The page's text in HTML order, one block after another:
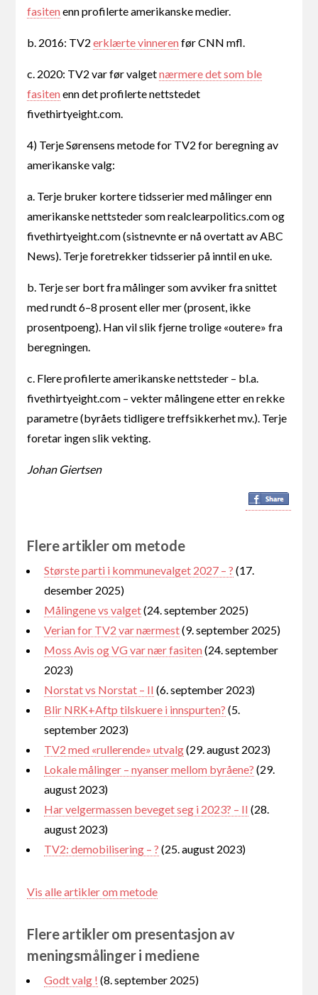
fasitenenn profilerte amerikanske medier.
b. 2016: TV2erklærte vinnerenfør CNN mfl.
c. 2020: TV2 var før valgetnærmere det som ble
fasitenenn det profilerte nettstedet
fivethirtyeight.com.
4) Terje Sørensens metode for TV2 for beregning av
amerikanske valg:
a. Terje bruker kortere tidsserier med målinger enn
amerikanske nettsteder som realclearpolitics.com og
fivethirtyeight.com (sistnevnte er nå overtatt av ABC
News). Terje foretrekker tidsserier på inntil en uke.
b. Terje ser bort fra målinger som avviker fra snittet
med rundt 6–8 prosent eller mer (prosent, ikke
prosentpoeng). Han vil slik fjerne trolige «outere» fra
beregningen.
c. Flere profilerte amerikanske nettsteder – bl.a.
fivethirtyeight.com – vekter målingene etter en rekke
parametre (byråets tidligere treffsikkerhet mv.). Terje
foretar ingen slik vekting.
Johan Giertsen
Flere artikler om metode
Største parti i kommunevalget 2027 – ? (17.
desember 2025)
Målingene vs valget(24. september 2025)
Verian for TV2 var nærmest(9. september 2025)
Moss Avis og VG var nær fasiten(24. september
2023)
Norstat vs Norstat – II (6. september 2023)
Blir NRK+Aftp tilskuere i innspurten? (5.
september 2023)
TV2 med «rullerende» utvalg(29. august 2023)
Lokale målinger – nyanser mellom byråene? (29.
august 2023)
Har velgermassen beveget seg i 2023? – II (28.
august 2023)
TV2: demobilisering – ? (25. august 2023)
Vis alle artikler om metode
Flere artikler om presentasjon av
meningsmålinger i mediene
Godt valg ! (8. september 2025)